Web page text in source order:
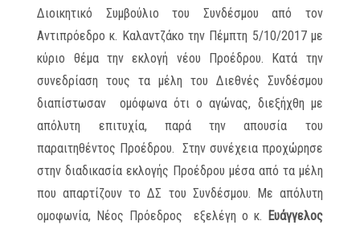
Διοικητικό Συμβούλιο του Συνδέσμου από τον
Αντιπρόεδρο κ. Καλαντζάκο την Πέμπτη 5/10/2017 με
κύριο θέμα την εκλογή νέου Προέδρου. Κατά την
συνεδρίαση τους τα μέλη του Διεθνές Συνδέσμου
διαπίστωσαν ομόφωνα ότι ο αγώνας, διεξήχθη με
απόλυτη επιτυχία, παρά την απουσία του
παραιτηθέντος Προέδρου. Στην συνέχεια προχώρησε
στην διαδικασία εκλογής Προέδρου μέσα από τα μέλη
που απαρτίζουν το ΔΣ του Συνδέσμου. Με απόλυτη
ομοφωνία, Νέος Πρόεδρος εξελέγη ο κ. Ευάγγελος